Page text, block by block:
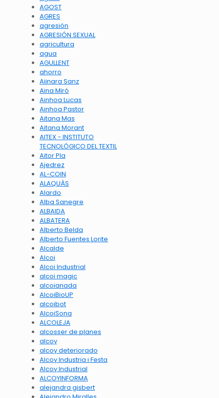
AGOST
AGRES
agresión
AGRESIÓN SEXUAL
agricultura
agua
AGULLENT
ahorro
Aiinara Sanz
Aina Miró
Ainhoa Lucas
Ainhoa Pastor
Aitana Mas
Aitana Morant
AITEX - INSTITUTO
TECNOLÓGICO DEL TEXTIL
Aitor Pla
Ajedrez
AL-COIN
ALAQUÀS
Alardo
Alba Sanegre
ALBAIDA
ALBATERA
Alberto Belda
Alberto Fuentes Lorite
Alcalde
Alcoi
Alcoi Industrial
alcoi magic
alcoianada
AlcoiBioUP
alcoibot
AlcoiSona
ALCOLEJA
alcosser de planes
alcoy
alcoy deteriorado
Alcoy Industria i Festa
Alcoy Industrial
ALCOYINFORMA
alejandra gisbert